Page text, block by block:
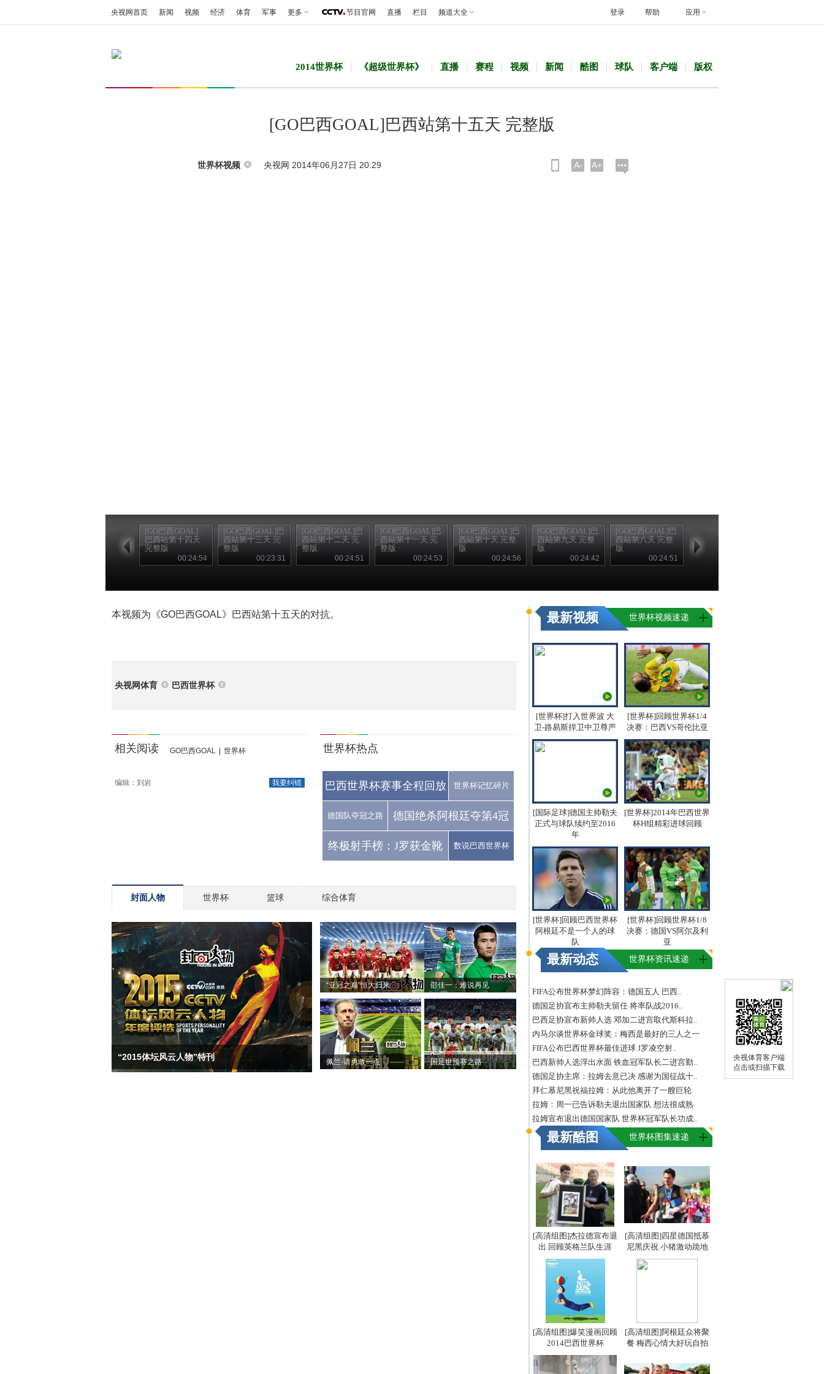
央视体育客户端
点击或扫描下载
央视网首页 新闻 视频 经济 体育 军事 更多 节目官网 直播 栏目 频道大全 帮助 应用
登录
2014世界杯 《超级世界杯》 直播 赛程 视频 新闻 酷图 球队 客户端 版权
[GO巴西GOAL]巴西站第十五天 完整版
世界杯视频 央视网 2014年06月27日 20:29 A- A+
[GO巴西GOAL]
巴西站第十四天
完整版
00:24:54
[GO巴西GOAL]巴
西站第十三天 完
整版
00:23:31
[GO巴西GOAL]巴
西站第十二天 完
整版
00:24:51
[GO巴西GOAL]巴
西站第十一天 完
整版
00:24:53
[GO巴西GOAL]巴
西站第十天 完整
版
00:24:56
[GO巴西GOAL]巴
西站第九天 完整
版
00:24:42
[GO巴西GOAL]巴
西站第八天 完整
版
00:24:51
本视频为《GO巴西GOAL》巴西站第十五天的对抗。
央视网体育 巴西世界杯
相关阅读 GO巴西GOAL 世界杯
我要纠错
编辑：刘岩
世界杯热点
巴西世界杯赛事全程回放 世界杯记忆碎片
德国队夺冠之路 德国绝杀阿根廷夺第4冠
终极射手榜：J罗获金靴 数说巴西世界杯
封面人物 世界杯 篮球 综合体育
“2015体坛风云人物”特刊
“亚冠之巅”恒大归来 邵佳一：难说再见
佩兰-请勇敢一点 国足世预赛之路
最新视频 世界杯视频速递
[世界杯]打入世界波 大
卫-路易斯捍卫中卫尊严
[世界杯]回顾世界杯1/4
决赛：巴西VS哥伦比亚
[国际足球]德国主帅勒夫
正式与球队续约至2016
年
[世界杯]2014年巴西世界
杯H组精彩进球回顾
[世界杯]回顾巴西世界杯
阿根廷不是一个人的球
队
[世界杯]回顾世界杯1/8
决赛：德国VS阿尔及利
亚
最新动态 世界杯资讯速递
FIFA公布世界杯梦幻阵容：德国五人 巴西..
德国足协宣布主帅勒夫留任 将率队战2016..
巴西足协宣布新帅人选 邓加二进宫取代斯科拉..
内马尔谈世界杯金球奖：梅西是最好的三人之一
FIFA公布巴西世界杯最佳进球 J罗凌空射..
巴西新帅人选浮出水面 铁血冠军队长二进宫勤..
德国足协主席：拉姆去意已决 感谢为国征战十..
拜仁慕尼黑祝福拉姆：从此他离开了一艘巨轮
拉姆：周一已告诉勒夫退出国家队 想法很成熟
拉姆宣布退出德国国家队 世界杯冠军队长功成..
最新酷图 世界杯图集速递
[高清组图]杰拉德宣布退
出 回顾英格兰队生涯
[高清组图]四星德国抵慕
尼黑庆祝 小猪激动跪地
[高清组图]爆笑漫画回顾
2014巴西世界杯
[高清组图]阿根廷众将聚
餐 梅西心情大好玩自拍